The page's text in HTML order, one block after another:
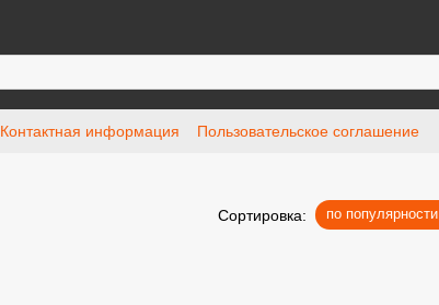
Контактная информация
Пользовательское соглашение
Сортировка: по популярности